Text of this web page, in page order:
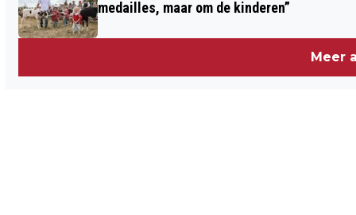
medailles, maar om de kinderen”
Meer